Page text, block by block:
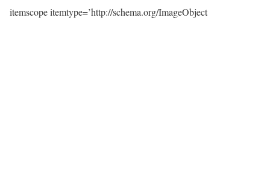
itemscope itemtype=’http://schema.org/ImageObject